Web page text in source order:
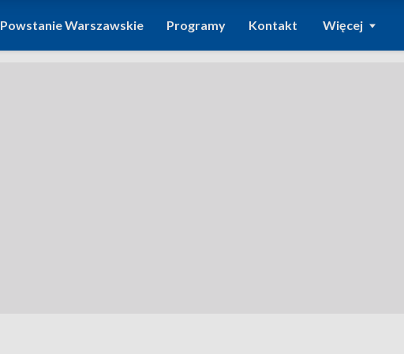
Powstanie Warszawskie Programy Kontakt Więcej